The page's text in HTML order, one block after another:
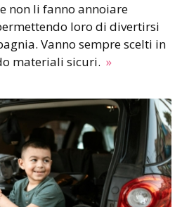
non li fanno annoiare
loro di divertirsi
Vanno sempre scelti in
materiali sicuri. »